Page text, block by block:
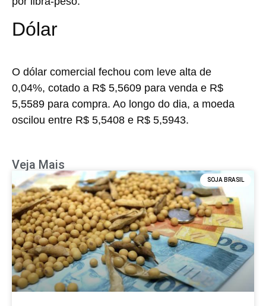
Dólar
O dólar comercial fechou com leve alta de
0,04%, cotado a R$ 5,5609 para venda e R$
5,5589 para compra. Ao longo do dia, a moeda
oscilou entre R$ 5,5408 e R$ 5,5943.
Veja Mais
SOJA BRASIL